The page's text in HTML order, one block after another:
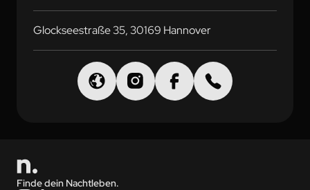
Glockseestraße 35, 30169 Hannover
Finde dein Nachtleben.